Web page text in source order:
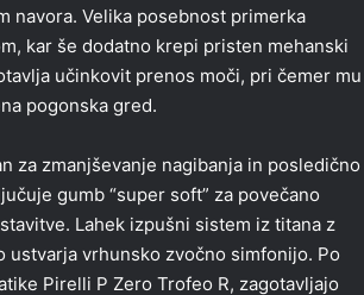
navora. Velika posebnost primerka
kar še dodatno krepi pristen mehanski
učinkovit prenos moči, pri čemer mu
pogonska gred.
za zmanjševanje nagibanja in posledično
gumb “super soft” za povečano
Lahek izpušni sistem iz titana z
vrhunsko zvočno simfonijo. Po
Pirelli P Zero Trofeo R, zagotavljajo